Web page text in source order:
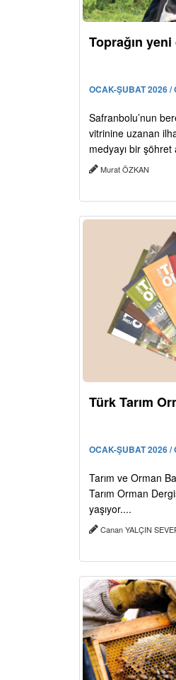
Toprağın
OCAK-ŞUBAT 2026 /
Safranbolu’nun
vitrinine uzanan
medyayı bir şöhret
Murat ÖZKAN
Türk Tarım
OCAK-ŞUBAT 2026 /
Tarım ve Orman
Tarım Orman
yaşıyor....
Canan YALÇIN